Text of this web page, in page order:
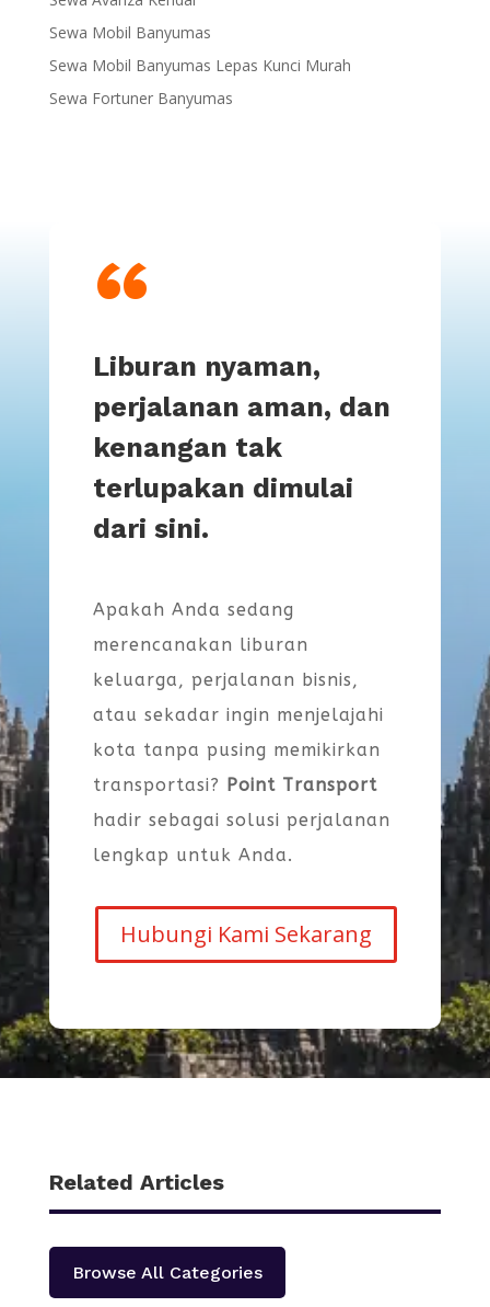
Sewa Mobil Banyumas
Sewa Mobil Banyumas Lepas Kunci Murah
Sewa Fortuner Banyumas
“
Liburan nyaman,
perjalanan aman, dan
kenangan tak
terlupakan dimulai
dari sini.
Apakah Anda sedang
merencanakan liburan
keluarga, perjalanan bisnis,
atau sekadar ingin menjelajahi
kota tanpa pusing memikirkan
transportasi? Point Transport
hadir sebagai solusi perjalanan
lengkap untuk Anda.
Hubungi Kami Sekarang
Related Articles
Browse All Categories